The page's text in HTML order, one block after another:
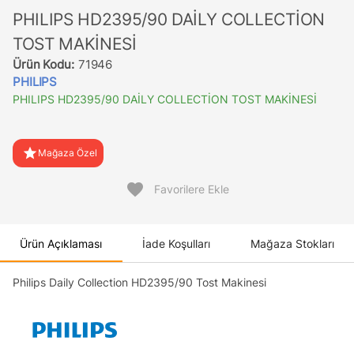
PHILIPS HD2395/90 DAİLY COLLECTİON
TOST MAKİNESİ
Ürün Kodu: 71946
PHILIPS
PHILIPS HD2395/90 DAİLY COLLECTİON TOST MAKİNESİ
star Mağaza Özel
favorite Favorilere Ekle
Ürün Açıklaması İade Koşulları Mağaza Stokları
Philips Daily Collection HD2395/90 Tost Makinesi